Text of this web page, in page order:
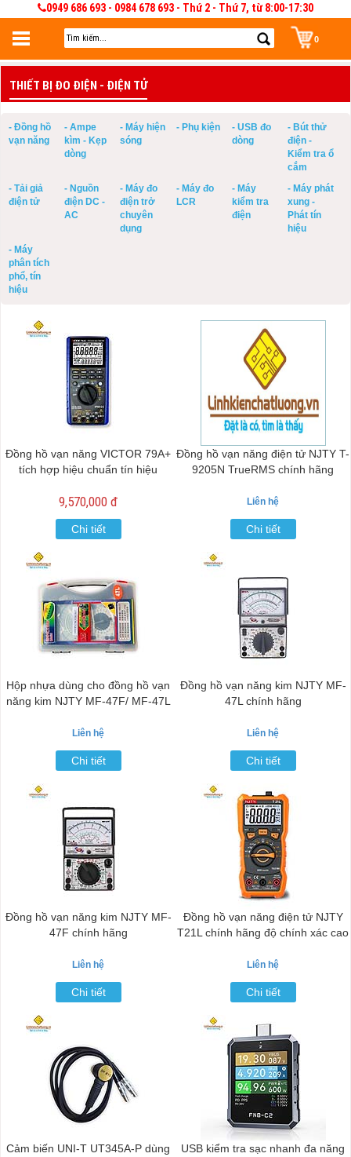
0949 686 693 - 0984 678 693 - Thứ 2 - Thứ 7, từ 8:00-17:30
0
Đăng nhập
Đăng nhập để lưu giỏ hàng 30 ngày. Có thể sửa và quản lý giỏ hàng và đơn
hàng
THIẾT BỊ ĐO ĐIỆN - ĐIỆN TỬ
- Đồng hồ
vạn năng
- Ampe
kìm - Kẹp
dòng
- Máy hiện
sóng
- Phụ kiện
- USB đo
dòng
- Bút thử
điện -
Kiểm tra ổ
cắm
- Tải giả
điện tử
- Nguồn
điện DC -
AC
- Máy đo
điện trở
chuyên
dụng
- Máy đo
LCR
- Máy
kiểm tra
điện
- Máy phát
xung -
Phát tín
hiệu
- Máy
phân tích
phổ, tín
hiệu
Đồng hồ vạn năng VICTOR 79A+
tích hợp hiệu chuẩn tín hiệu
9,570,000 đ
Chi tiết
Đồng hồ vạn năng điện tử NJTY T-
9205N TrueRMS chính hãng
Liên hệ
Chi tiết
Hộp nhựa dùng cho đồng hồ vạn
năng kim NJTY MF-47F/ MF-47L
Liên hệ
Chi tiết
Đồng hồ vạn năng kim NJTY MF-
47L chính hãng
Liên hệ
Chi tiết
Đồng hồ vạn năng kim NJTY MF-
47F chính hãng
Liên hệ
Chi tiết
Đồng hồ vạn năng điện tử NJTY
T21L chính hãng độ chính xác cao
Liên hệ
Chi tiết
Cảm biến UNI-T UT345A-P dùng
USB kiểm tra sạc nhanh đa năng